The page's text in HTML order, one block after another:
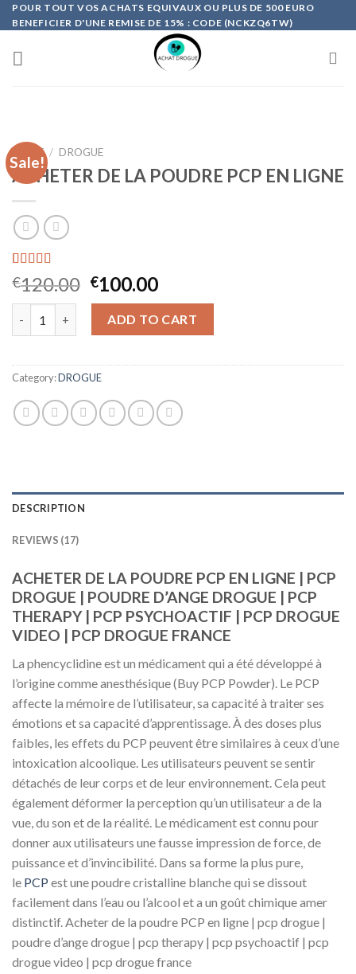
Skip
to
content
POUR TOUT VOS ACHATS EQUIVAUX OU PLUS DE 500 EURO
BENEFICIER D'UNE REMISE DE 15% : CODE (NCKZQ6TW)
Sale!
HOME / DROGUE
ACHETER DE LA POUDRE PCP EN LIGNE
Rated4.41
out of 5
based on
17
customer
ratings
€120.00 €100.00
ACHETER DE LA POUDRE PCP EN LIGNE quantity
ADD TO CART
Category:DROGUE
DESCRIPTION
REVIEWS (17)
ACHETER DE LA POUDRE PCP EN LIGNE | PCP
DROGUE | POUDRE D’ANGE DROGUE | PCP
THERAPY | PCP PSYCHOACTIF | PCP DROGUE
VIDEO | PCP DROGUE FRANCE
La phencyclidine est un médicament qui a été développé à
l’origine comme anesthésique (Buy PCP Powder). Le PCP
affecte la mémoire de l’utilisateur, sa capacité à traiter ses
émotions et sa capacité d’apprentissage. À des doses plus
faibles, les effets du PCP peuvent être similaires à ceux d’une
intoxication alcoolique. Les utilisateurs peuvent se sentir
détachés de leur corps et de leur environnement. Cela peut
également déformer la perception qu’un utilisateur a de la
vue, du son et de la réalité. Le médicament est connu pour
donner aux utilisateurs une fausse impression de force, de
puissance et d’invincibilité. Dans sa forme la plus pure,
le PCP est une poudre cristalline blanche qui se dissout
facilement dans l’eau ou l’alcool et a un goût chimique amer
distinctif. Acheter de la poudre PCP en ligne | pcp drogue |
poudre d’ange drogue | pcp therapy | pcp psychoactif | pcp
drogue video | pcp drogue france